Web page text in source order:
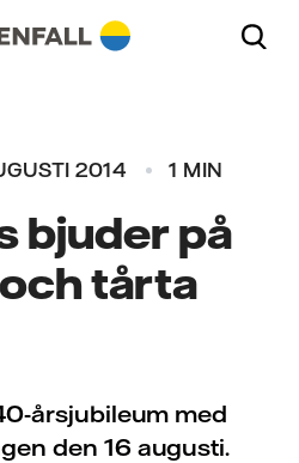
2014 1 MIN
bjuder på
tårta
årsjubileum med
den 16 augusti.